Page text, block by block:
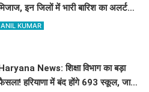
इन जिलों में भारी बारिश का अलर्ट
ANIL KUMAR
News: शिक्षा विभाग का बड़ा
हरियाणा में बंद होंगे 693 स्कूल, जाने